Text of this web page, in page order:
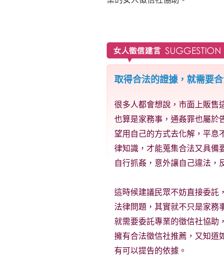
取得合法的證據，就需要
很多人都會想說，市面上販售
也算是家務事，通姦罪也屬於
望用自己的方式去化解，平息
律知識，才能蒐集合法又具備
自行抓姦，意外讓自己違法，
這時候建議民眾不妨直接委託
法律問題，其實就不只是家務
就需要委託專業的徵信社協助
擁有合法徵信社推薦，又知道
有可以提告的依據。